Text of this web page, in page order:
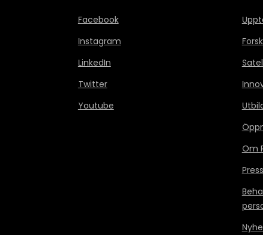
Facebook
Instagram
LinkedIn
Twitter
Youtube
Om